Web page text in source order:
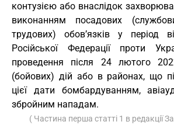
контузією або внаслідок
виконанням посадових
трудових) обов’язків у період
Російської Федерації проти
проведення після 24 лютого
(бойових) дій або в районах, що
цієї дати бомбардуванням,
збройним нападам.
( Частина перша статті 1 в редакції